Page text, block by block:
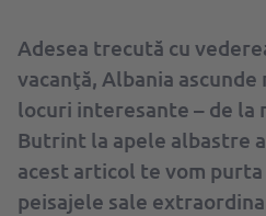
Adesea trecută cu
vacanţă, Albania
locuri interesante – de la
Butrint la apele albastre
acest articol te vom
peisajele sale